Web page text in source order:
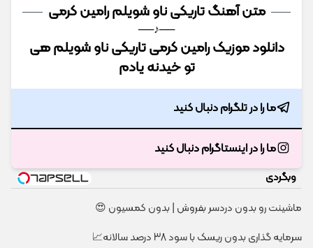
متن آهنگ تاریکی ناو شویلم رامین کرمی
──♪──
دانلود موزیک رامین کرمی تاریکی ناو شویلم هی
تو خیدنه یادم
ما را در تلگرام دنبال کنید
ما را در اینستاگرام دنبال کنید
وبگردی
ماشینت رو بدون دردسر بفروش | بدون کمسیون 😍
سرمایه گذاری بدون ریسک با سود 38 درصد سالانه📈